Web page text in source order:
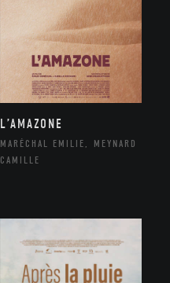
L’AMAZONE
MARÉCHAL EMILIE, MEYNARD
CAMILLE